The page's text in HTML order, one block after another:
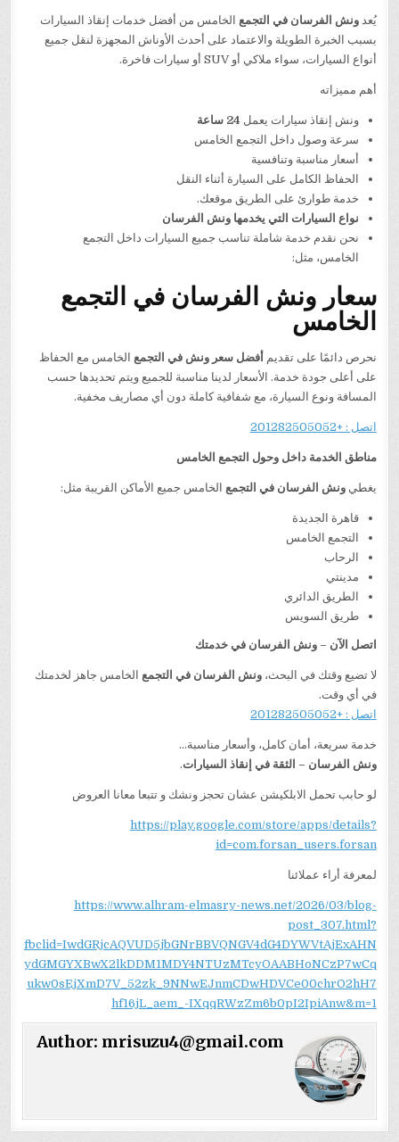
يُعدونش الفرسان في التجمع الخامس من أفضل خدمات إنقاذ السيارات
بسبب الخبرة الطويلة والاعتماد على أحدث الأوناش المجهزة لنقل جميع
أنواع السيارات، سواء ملاكي أو SUV أو سيارات فاخرة.
أهم مميزاته
ونش إنقاذ سيارات يعمل 24 ساعة
سرعة وصول داخل التجمع الخامس
أسعار مناسبة وتنافسية
الحفاظ الكامل على السيارة أثناء النقل
خدمة طوارئ على الطريق موقعك.
نواع السيارات التي يخدمها ونش الفرسان
نحن نقدم خدمة شاملة تناسب جميع السيارات داخل التجمع
الخامس، مثل:
سعار ونش الفرسان في التجمع
الخامس
نحرص دائمًا على تقديم أفضل سعر ونش في التجمع الخامس مع الحفاظ
على أعلى جودة خدمة. الأسعار لدينا مناسبة للجميع ويتم تحديدها حسب
المسافة ونوع السيارة، مع شفافية كاملة دون أي مصاريف مخفية.
اتصل : +201282505052
مناطق الخدمة داخل وحول التجمع الخامس
يغطيونش الفرسان في التجمع الخامس جميع الأماكن القريبة مثل:
قاهرة الجديدة
التجمع الخامس
الرحاب
مدينتي
الطريق الدائري
طريق السويس
اتصل الآن – ونش الفرسان في خدمتك
لا تضيع وقتك في البحث،ونش الفرسان في التجمع الخامس جاهز لخدمتك
في أي وقت.
اتصل : +201282505052
خدمة سريعة، أمان كامل، وأسعار مناسبة…
ونش الفرسان – الثقة في إنقاذ السيارات.
لو حابب تحمل الابلكيشن عشان تحجز ونشك و تتبعا معانا العروض
https://play.google.com/store/apps/details?
id=com.forsan_users.forsan
لمعرفة أراء عملائنا
https://www.alhram-elmasry-news.net/2026/03/blog-
post_307.html?
fbclid=IwdGRjcAQVUD5jbGNrBBVQNGV4dG4DYWVtAjExAHN
ydGMGYXBwX2lkDDM1MDY4NTUzMTcyOAABHoNCzP7wCq
ukw0sEjXmD7V_52zk_9NNwEJnmCDwHDVCe00chrO2hH7
hf16jL_aem_-IXqqRWzZm6b0pI2IpiAnw&m=1
Author: mrisuzu4@gmail.com